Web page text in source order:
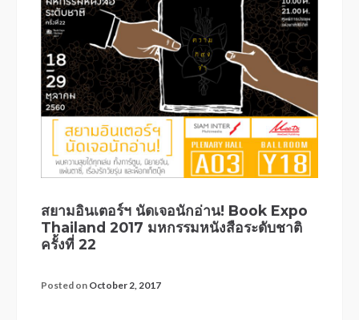
สยามอินเตอร์ฯ นัดเจอนักอ่าน! Book Expo
Thailand 2017 มหกรรมหนังสือระดับชาติ
ครั้งที่ 22
Posted on October 2, 2017